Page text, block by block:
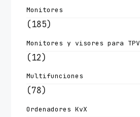
Monitores
(185)
Monitores y visores para TPV
(12)
Multifunciones
(78)
Ordenadores KvX